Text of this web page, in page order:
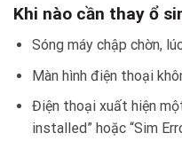
Khi nào cần thay ổ
Sóng máy chập chờn,
Màn hình điện thoại
Điện thoại xuất hiện
installed” hoặc “Sim